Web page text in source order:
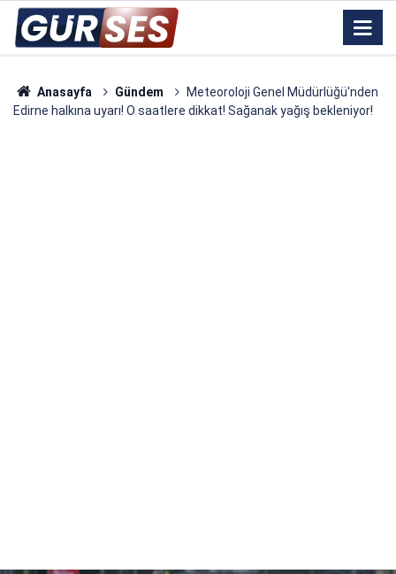
Anasayfa Gündem
Meteoroloji Genel Müdürlüğü'nden
Edirne halkına uyarı! O saatlere dikkat! Sağanak yağış bekleniyor!